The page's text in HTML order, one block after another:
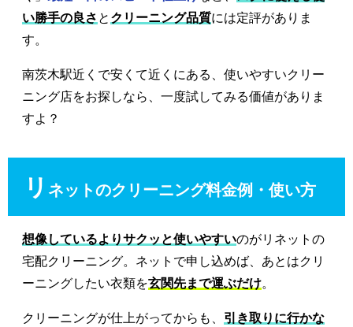
い勝手の良さ と クリーニング品質には定評がありま
す。
南茨木駅近くで安くて近くにある、使いやすいクリー
ニング店をお探しなら、一度試してみる価値がありま
すよ？
リ ネットのクリーニング料金例・使い方
想像しているよりサクッと使いやすいのがリネットの
宅配クリーニング。ネットで申し込めば、あとはクリ
ーニングしたい衣類を玄関先まで運ぶだけ。
クリーニングが仕上がってからも、 引き取りに行かな